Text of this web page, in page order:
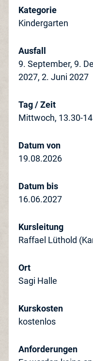
Barrierefrei
Kategorie
Kindergarten
Ausfall
9. September, 9.
2027, 2. Juni 2027
Tag / Zeit
Mittwoch, 13.30-
Datum von
19.08.2026
Datum bis
16.06.2027
Kursleitung
Raffael Lüthold
Ort
Sagi Halle
Kurskosten
kostenlos
Anforderungen